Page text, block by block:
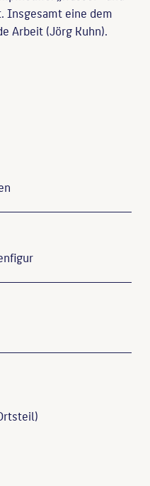
Insgesamt eine dem
Arbeit (Jörg Kuhn).